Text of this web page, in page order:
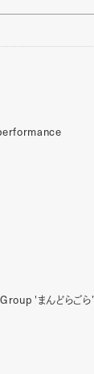
Group 'まんどらごら’